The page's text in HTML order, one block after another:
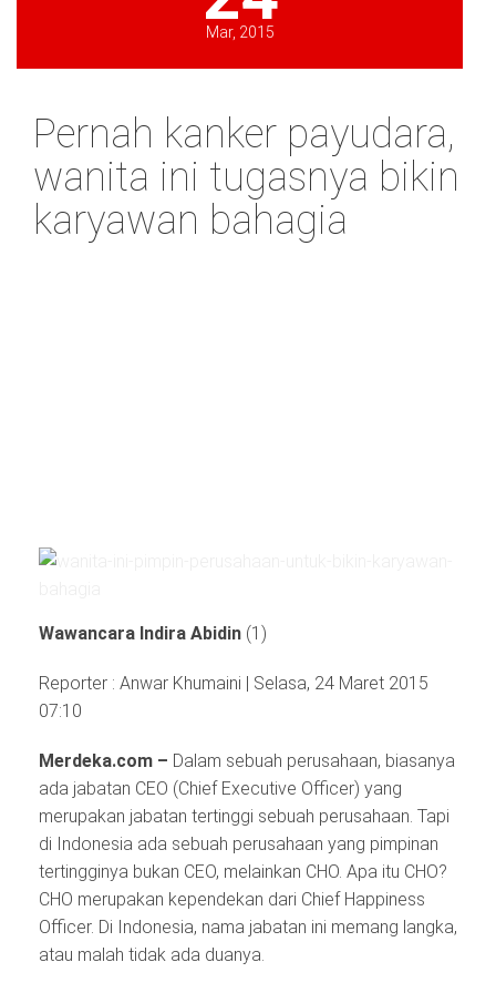
Mar, 2015
Pernah kanker payudara,
wanita ini tugasnya bikin
karyawan bahagia
Wawancara Indira Abidin (1)
Reporter : Anwar Khumaini | Selasa, 24 Maret 2015
07:10
Merdeka.com – Dalam sebuah perusahaan, biasanya
ada jabatan CEO (Chief Executive Officer) yang
merupakan jabatan tertinggi sebuah perusahaan. Tapi
di Indonesia ada sebuah perusahaan yang pimpinan
tertingginya bukan CEO, melainkan CHO. Apa itu CHO?
CHO merupakan kependekan dari Chief Happiness
Officer. Di Indonesia, nama jabatan ini memang langka,
atau malah tidak ada duanya.